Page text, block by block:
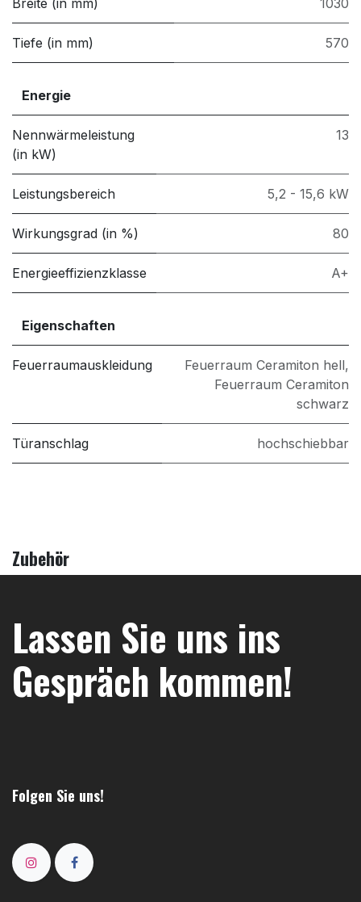
Breite (in mm) 1030
Tiefe (in mm) 570
Energie
Nennwärmeleistung
(in kW)
13
Leistungsbereich 5,2 - 15,6 kW
Wirkungsgrad (in %) 80
Energieeffizienzklasse A+
Eigenschaften
Feuerraumauskleidung Feuerraum Ceramiton hell,
Feuerraum Ceramiton
schwarz
Türanschlag hochschiebbar
Zubehör
Lassen Sie uns ins
Gespräch kommen!
Folgen Sie uns!